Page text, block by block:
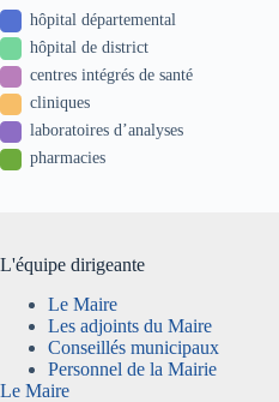
hôpital départemental
hôpital de district
centres intégrés de santé
cliniques
laboratoires d’analyses
pharmacies
L'équipe dirigeante
Le Maire
Les adjoints du Maire
Conseillés municipaux
Personnel de la Mairie
Le Maire